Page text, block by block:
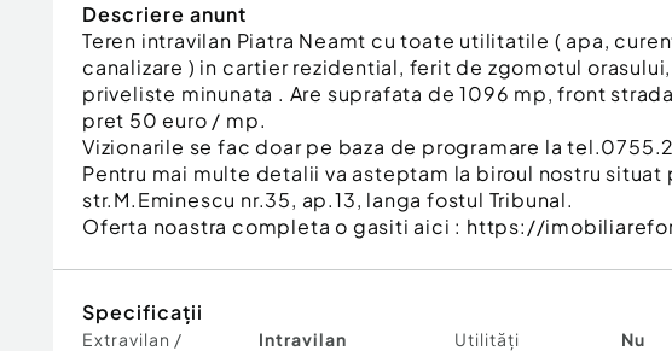
Descriere anunt
Teren intravilan Piatra Neamt cu toate utilitatile ( apa,
canalizare ) in cartier rezidential, ferit de zgomotul
priveliste minunata . Are suprafata de 1096 mp, front
pret 50 euro / mp.
Vizionarile se fac doar pe baza de programare la
Pentru mai multe detalii va asteptam la biroul nostru situat
str.M.Eminescu nr.35, ap.13, langa fostul Tribunal.
Oferta noastra completa o gasiti aici : https://
Specificații
Extravilan /
Intravilan Utilități Nu